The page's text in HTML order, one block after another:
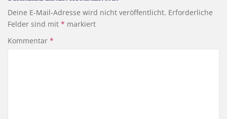
Deine E-Mail-Adresse wird nicht veröffentlicht. Erforderliche
Felder sind mit * markiert
Kommentar *